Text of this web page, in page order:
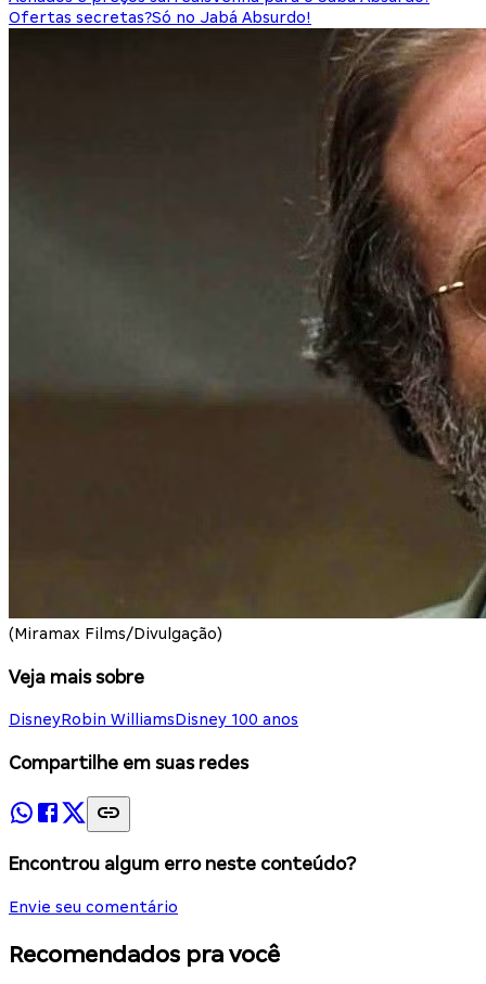
Ofertas secretas?Só no Jabá Absurdo!
(Miramax Films/Divulgação)
Veja mais sobre
DisneyRobin WilliamsDisney 100 anos
Compartilhe em suas redes
Encontrou algum erro neste conteúdo?
Envie seu comentário
Recomendados pra você